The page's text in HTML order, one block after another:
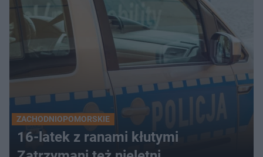
ZACHODNIOPOMORSKIE
16-latek z ranami kłutymi